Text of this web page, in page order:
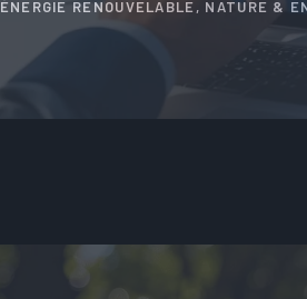
ÉNERGIE RENOUVELABLE, NATURE &